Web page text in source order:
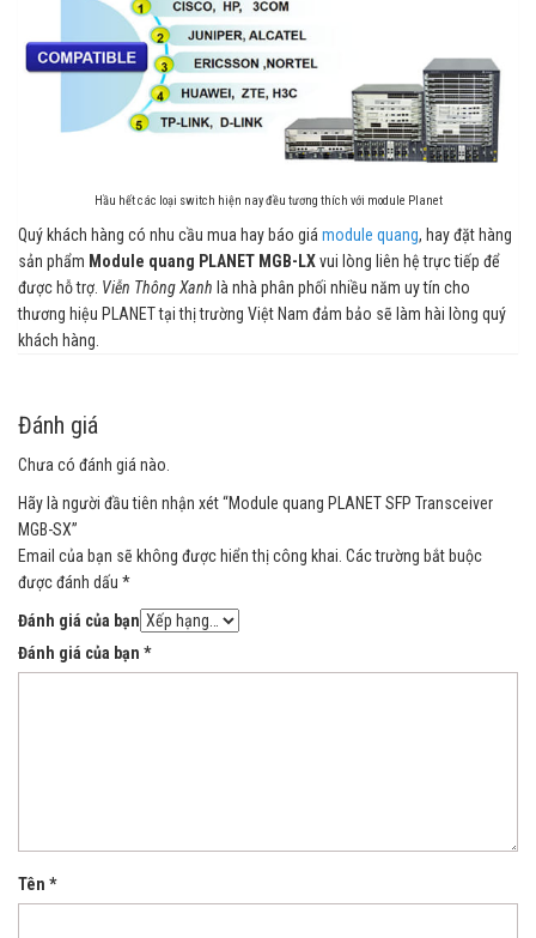
Hầu hết các loại switch hiện nay đều tương thích với module Planet
Quý khách hàng có nhu cầu mua hay báo giá module quang, hay đặt hàng
sản phẩm Module quang PLANET MGB-LXvui lòng liên hệ trực tiếp để
được hỗ trợ. Viễn Thông Xanh là nhà phân phối nhiều năm uy tín cho
thương hiệu PLANET tại thị trường Việt Nam đảm bảo sẽ làm hài lòng quý
khách hàng.
Đánh giá
Chưa có đánh giá nào.
Hãy là người đầu tiên nhận xét “Module quang PLANET SFP Transceiver
MGB-SX”
Email của bạn sẽ không được hiển thị công khai. Các trường bắt buộc
được đánh dấu *
Đánh giá của bạn
Đánh giá của bạn *
Tên *